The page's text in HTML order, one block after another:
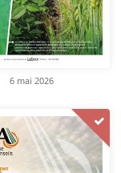
6 mai 2026